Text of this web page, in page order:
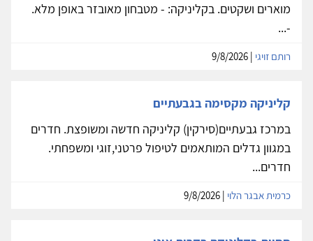
מוארים ושקטים. בקליניקה: - מטבחון מאובזר באופן מלא.
-...
רותם זויגי
קליניקה מקסימה בגבעתיים
במרכז גבעתיים(סירקין) קליניקה חדשה ומשופצת. חדרים
במגוון גדלים המותאמים לטיפול פרטני,זוגי ומשפחתי.
חדרים...
כרמית אבגר הלוי